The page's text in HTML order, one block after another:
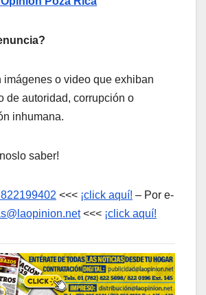
imágenes o video que exhiban
de autoridad, corrupción o
inhumana.
saber!
<<< ¡click aquí! – Por e-
<<< ¡click aquí!